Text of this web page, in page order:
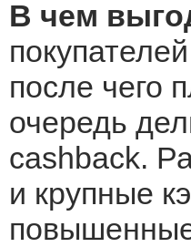
В чем
после чего
очередь
cashback.
и крупные